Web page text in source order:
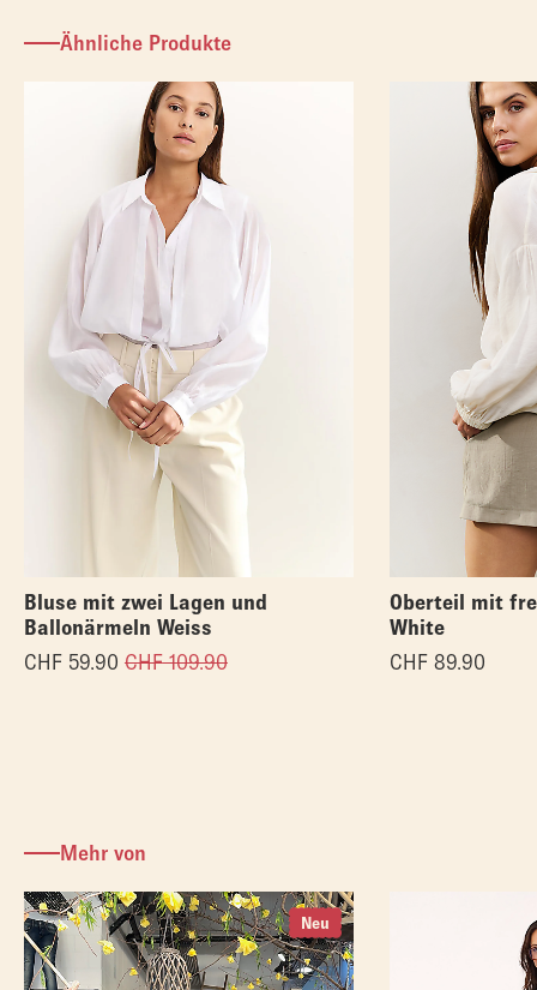
Ähnliche Produkte
Bluse mit zwei Lagen und
Ballonärmeln Weiss
CHF109.90
CHF 59.90
Oberteil mit
White
CHF 89.90
Mehr von
Neu